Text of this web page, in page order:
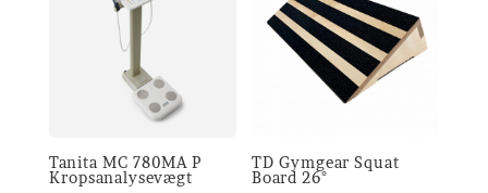
Tanita MC 780MA P
Kropsanalysevægt
TD Gymgear Squat
Board 26°